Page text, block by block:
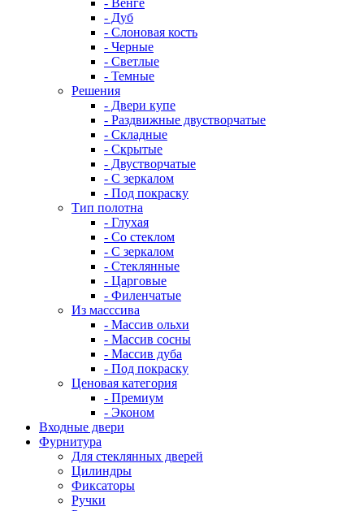
- Венге
- Дуб
- Слоновая кость
- Черные
- Светлые
- Темные
Решения
- Двери купе
- Раздвижные двустворчатые
- Складные
- Скрытые
- Двустворчатые
- С зеркалом
- Под покраску
Тип полотна
- Глухая
- Со стеклом
- С зеркалом
- Стеклянные
- Царговые
- Филенчатые
Из масссива
- Массив ольхи
- Массив сосны
- Массив дуба
- Под покраску
Ценовая категория
- Премиум
- Эконом
Входные двери
Фурнитура
Для стеклянных дверей
Цилиндры
Фиксаторы
Ручки